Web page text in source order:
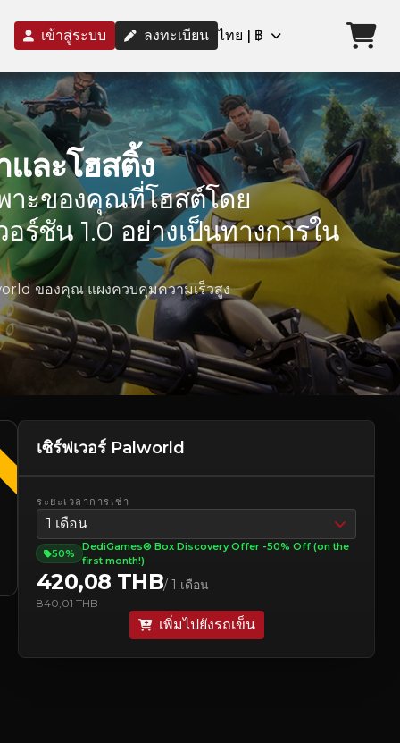
เข้าสู่ระบบ ลงทะเบียน ไทย | ฿
และโฮสติ้ง
าะของคุณที่โฮสต์โดย
ร์ชัน 1.0 อย่างเป็นทางการใน
ของคุณ แผงควบคุมความเร็วสูง
เซิร์ฟเวอร์ Palworld
ระยะเวลาการเช่า
1 เดือน
50%
DediGames® Box Discovery Offer -50% Off (on the
first month!)
420,08 THB/ 1 เดือน
840,01 THB
เพิ่มไปยังรถเข็น